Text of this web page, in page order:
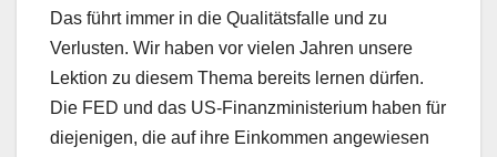
Das führt immer in die Qualitätsfalle und zu
Verlusten. Wir haben vor vielen Jahren unsere
Lektion zu diesem Thema bereits lernen dürfen.
Die FED und das US-Finanzministerium haben für
diejenigen, die auf ihre Einkommen angewiesen